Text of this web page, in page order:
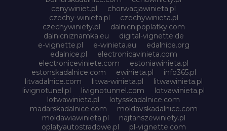
cenywiniet.pl
chorwacjawinieta.pl
czechy-winieta.pl
czechywinieta.pl
czechywiniety.pl
dalnicnipoplatky.com
dalnicniznamka.eu
digital-vignette.de
e-vignette.pl
e-winieta.eu
edalnice.org
edalnice.pl
electronicavinieta.com
electroniceviniete.com
estoniawinieta.pl
estonskadalnice.com
ewinieta.pl
info365.pl
litvadalnice.com
litwa-winieta.pl
litwawinieta.pl
livignotunel.pl
livignotunnel.com
lotvawinieta.pl
lotwawinieta.pl
lotysskadalnice.com
madarskadalnice.com
moldavskadalnice.com
moldawiawinieta.pl
najtanszewiniety.pl
oplatyautostradowe.pl
pl-vignette.com